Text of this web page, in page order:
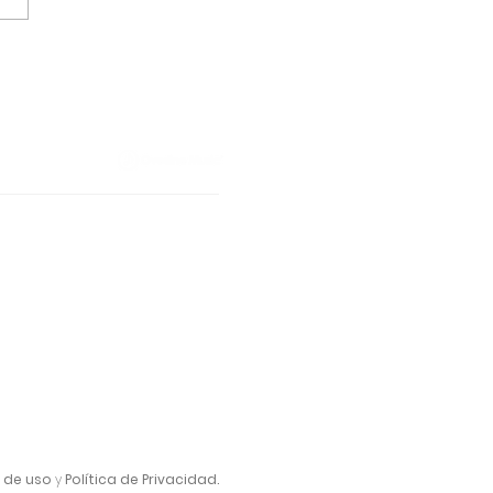
de uso y Política de Privacidad.